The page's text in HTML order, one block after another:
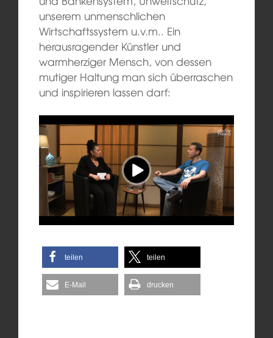
unserem unmenschlichen
Wirtschaftssystem u.v.m.. Ein
herausragender Künstler und
warmherziger Mensch, von dessen
mutiger Haltung man sich überraschen
und inspirieren lassen darf:
teilen teilen
E-Mail drucken